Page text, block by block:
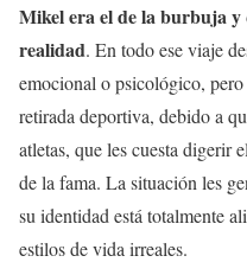
Mikel era el de la burbuja y
realidad. En todo ese viaje
emocional o psicológico,
retirada deportiva, debido a
atletas, que les cuesta digerir
de la fama. La situación les
su identidad está totalmente
estilos de vida irreales.